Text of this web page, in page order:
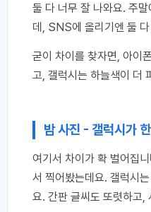
둘 다 너무 잘 나와요. 주
데, SNS에 올리기엔 둘
굳이 차이를 찾자면, 아이
고, 갤럭시는 하늘색이 더
밤 사진 - 갤럭시가
여기서 차이가 확 벌어집
서 찍어봤는데요. 갤럭시
요. 간판 글씨도 또렷하고,